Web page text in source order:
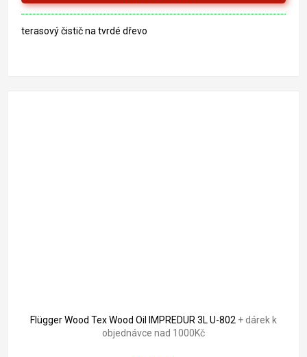
terasový čistič na tvrdé dřevo
Flügger Wood Tex Wood Oil IMPREDUR 3L U-802 + dárek k
objednávce nad 1000Kč